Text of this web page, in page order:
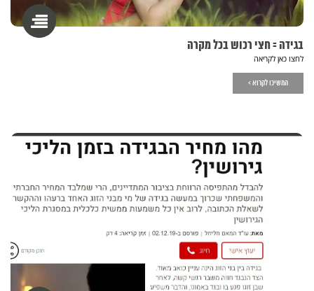
בגידה = חצי רכוש בכל מקרה
לחצו כאן לקריאה
המשיכו לקרוא >